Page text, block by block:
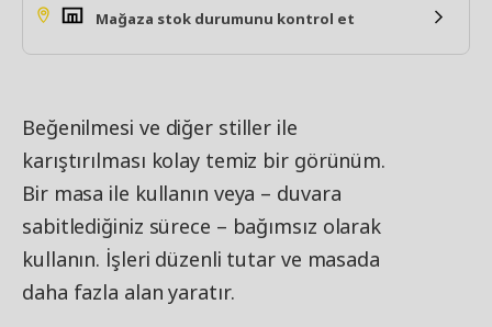
Mağaza stok durumunu kontrol et
Beğenilmesi ve diğer stiller ile
karıştırılması kolay temiz bir görünüm.
Bir masa ile kullanın veya – duvara
sabitlediğiniz sürece – bağımsız olarak
kullanın. İşleri düzenli tutar ve masada
daha fazla alan yaratır.